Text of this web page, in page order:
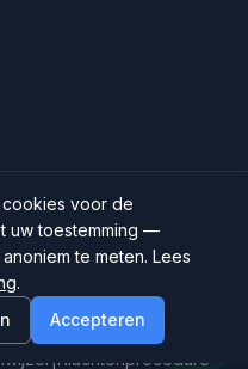
|Klachtenprocedure
voor de
uw toestemming —
te meten. Lees
.
Accepteren